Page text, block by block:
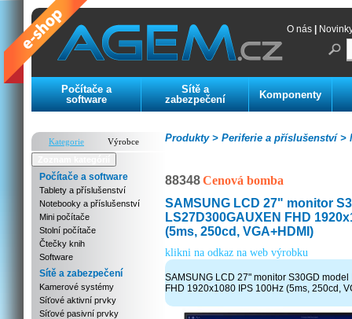
O nás
Počítače a
software
Sítě a
zabezpečení
Komponenty
Kategorie
Výrobce
Počítače a software
Tablety a příslušenství
Notebooky a příslušenství
Mini počítače
Stolní počítače
Čtečky knih
Software
Sítě a zabezpečení
Kamerové systémy
Síťové aktivní prvky
Síťové pasivní prvky
Periferie a příslušenství >
Produkty >
88348Cenová bomba
SAMSUNG LCD 27" monitor
LS27D300GAUXEN FHD
(5ms, 250cd, VGA+HDMI)
klikni na odkaz na web výrobku
SAMSUNG LCD 27" monitor S30GD
FHD 1920x1080 IPS 100Hz (5ms, 250cd,